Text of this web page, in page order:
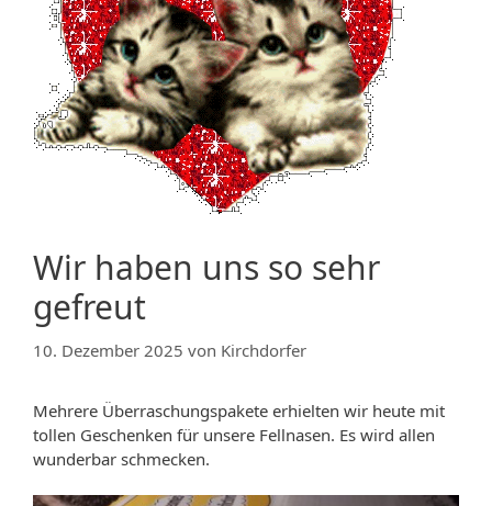
Wir haben uns so sehr
gefreut
10. Dezember 2025 von Kirchdorfer
Mehrere Überraschungspakete erhielten wir heute mit
tollen Geschenken für unsere Fellnasen. Es wird allen
wunderbar schmecken.